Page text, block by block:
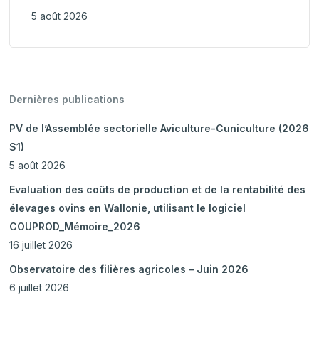
5 août 2026
Dernières publications
PV de l’Assemblée sectorielle Aviculture-Cuniculture (2026
S1)
5 août 2026
Evaluation des coûts de production et de la rentabilité des
élevages ovins en Wallonie, utilisant le logiciel
COUPROD_Mémoire_2026
16 juillet 2026
Observatoire des filières agricoles – Juin 2026
6 juillet 2026